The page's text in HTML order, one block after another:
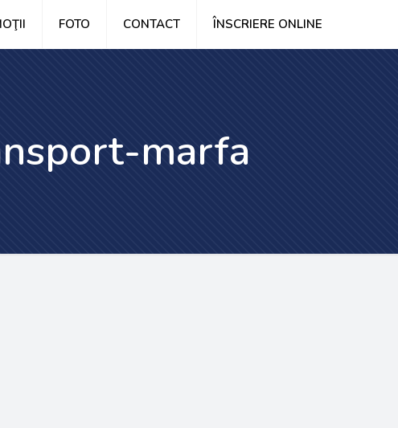
FOTO CONTACT ÎNSCRIERE ONLINE
marfa